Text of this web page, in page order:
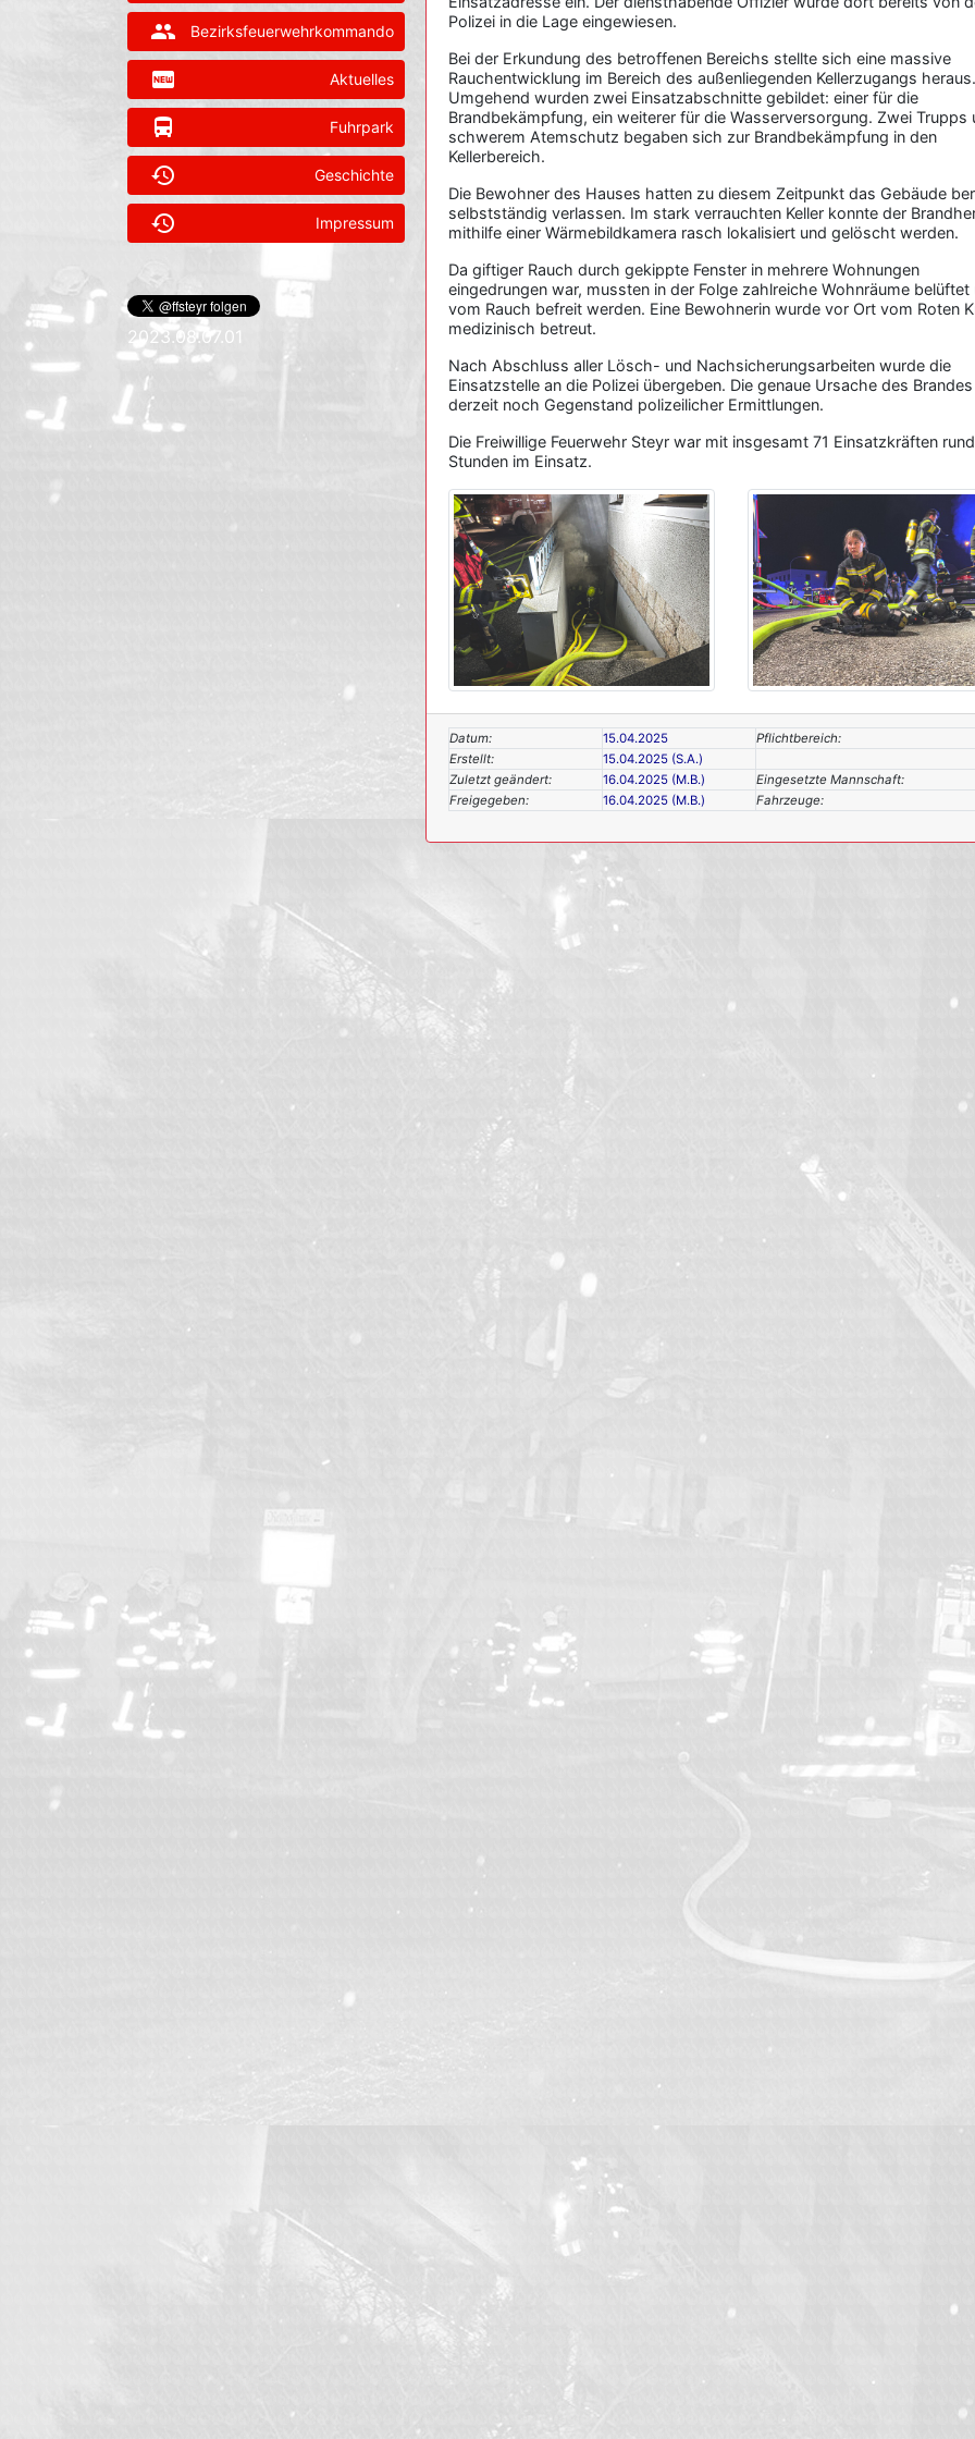
Polizei in die Lage eingewiesen.
Bei der Erkundung des betroffenen Bereichs stellte sich eine massive
Rauchentwicklung im Bereich des außenliegenden Kellerzugangs heraus.
Umgehend wurden zwei Einsatzabschnitte gebildet: einer für die
Brandbekämpfung, ein weiterer für die Wasserversorgung. Zwei Trupps
schwerem Atemschutz begaben sich zur Brandbekämpfung in den
Kellerbereich.
Die Bewohner des Hauses hatten zu diesem Zeitpunkt das Gebäude
selbstständig verlassen. Im stark verrauchten Keller konnte der
mithilfe einer Wärmebildkamera rasch lokalisiert und gelöscht werden.
Da giftiger Rauch durch gekippte Fenster in mehrere Wohnungen
eingedrungen war, mussten in der Folge zahlreiche Wohnräume belüftet
vom Rauch befreit werden. Eine Bewohnerin wurde vor Ort vom Roten
medizinisch betreut.
Nach Abschluss aller Lösch- und Nachsicherungsarbeiten wurde die
Einsatzstelle an die Polizei übergeben. Die genaue Ursache des
derzeit noch Gegenstand polizeilicher Ermittlungen.
Die Freiwillige Feuerwehr Steyr war mit insgesamt 71 Einsatzkräften
Stunden im Einsatz.
Datum: 15.04.2025 Pflichtbereich:
Erstellt:
15.04.2025 (S.A.)
Zuletzt geändert:
16.04.2025 (M.B.) Eingesetzte Mannschaft:
Freigegeben:
16.04.2025 (M.B.) Fahrzeuge:
group Bezirksfeuerwehrkommando
fiber_new Aktuelles
directions_bus Fuhrpark
history Geschichte
history Impressum
2023.08.07.01